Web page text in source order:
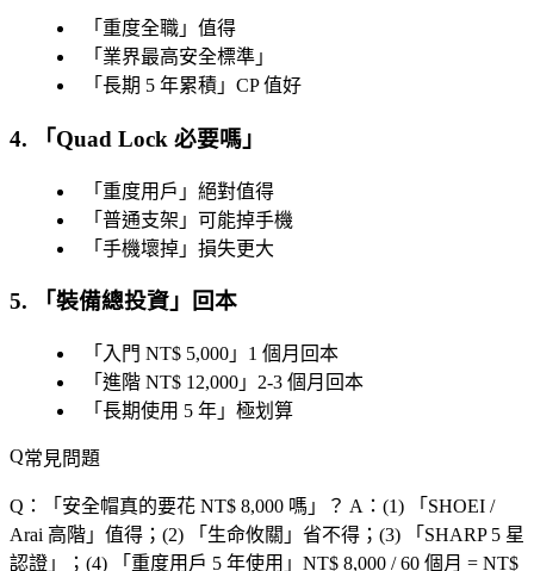
「 重度全職 」值得
「 業界最高安全標準 」
「 長期 5 年累積 」CP 值好
4. 「 Quad Lock 必要嗎 」
「 重度用戶 」絕對值得
「 普通支架 」可能掉手機
「 手機壞掉 」損失更大
5. 「裝備總投資 」回本
「 入門 NT$ 5,000 」1 個月回本
「 進階 NT$ 12,000 」2-3 個月回本
「 長期使用 5 年 」極划算
常見問題
Q：「 安全帽真的要花 NT$ 8,000 嗎 」？ A：(1) 「 SHOEI /
Arai 高階 」值得；(2) 「 生命攸關 」省不得；(3) 「 SHARP 5 星
認證 」；(4) 「 重度用戶 5 年使用 」NT$ 8,000 / 60 個月 = NT$